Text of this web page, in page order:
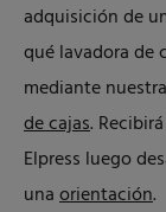
adquisición de
qué lavadora de
mediante
de cajas.
Elpress luego
unaorientación.